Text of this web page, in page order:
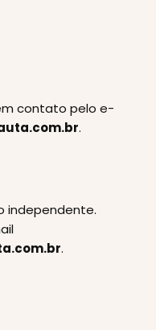
contato pelo e-
.
independente.
.